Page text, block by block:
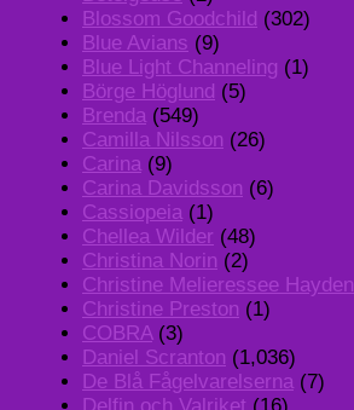
Blossom Goodchild (302)
Blue Avians (9)
Blue Light Channeling (1)
Börge Höglund (5)
Brenda (549)
Camilla Nilsson (26)
Carina (9)
Carina Davidsson (6)
Cassiopeia (1)
Chellea Wilder (48)
Christina Norin (2)
Christine Melieressee Hayden
Christine Preston (1)
COBRA(3)
Daniel Scranton (1,036)
De Blå Fågelvarelserna (7)